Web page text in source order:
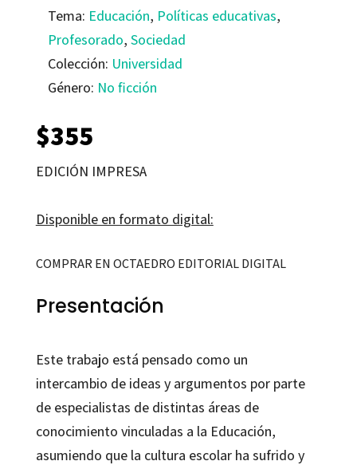
Tema: Educación, Políticas educativas,
Profesorado, Sociedad
Colección: Universidad
Género: No ficción
$355
EDICIÓN IMPRESA
Disponible en formato digital:
COMPRAR EN OCTAEDRO EDITORIAL DIGITAL
Presentación
Este trabajo está pensado como un
intercambio de ideas y argumentos por parte
de especialistas de distintas áreas de
conocimiento vinculadas a la Educación,
asumiendo que la cultura escolar ha sufrido y